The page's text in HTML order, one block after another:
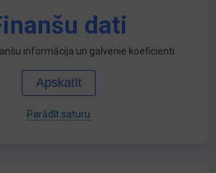
dati
informācija un galvenie koeficienti
Apskatīt
Parādīt saturu